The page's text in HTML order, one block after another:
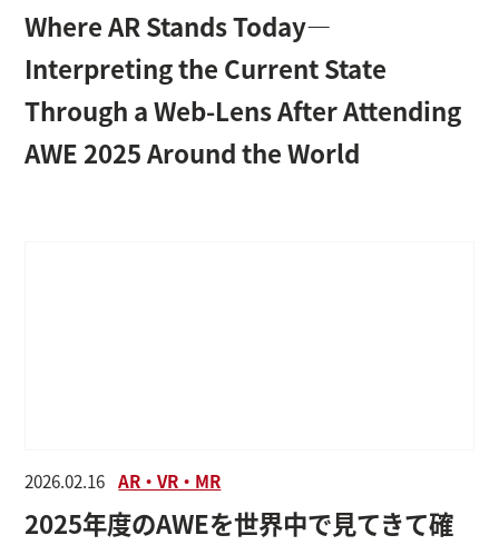
Where AR Stands Today—
Interpreting the Current State
Through a Web-Lens After Attending
AWE 2025 Around the World
2026.02.16 AR・VR・MR
2025年度のAWEを世界中で見てきて確